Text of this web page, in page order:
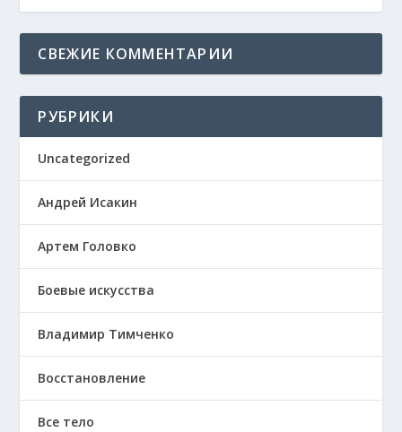
СВЕЖИЕ КОММЕНТАРИИ
РУБРИКИ
Uncategorized
Андрей Исакин
Артем Головко
Боевые искусства
Владимир Тимченко
Восстановление
Все тело